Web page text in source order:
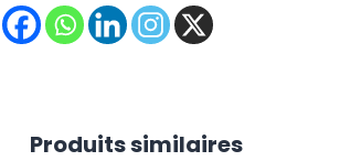
Produits similaires